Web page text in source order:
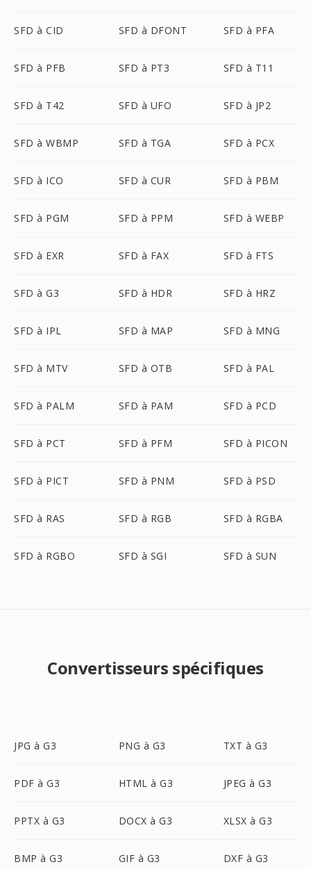
SFD à CID SFD à DFONT SFD à PFA
SFD à PFB SFD à PT3 SFD à T11
SFD à T42 SFD à UFO SFD à JP2
SFD à WBMP SFD à TGA SFD à PCX
SFD à ICO SFD à CUR SFD à PBM
SFD à PGM SFD à PPM SFD à WEBP
SFD à EXR SFD à FAX SFD à FTS
SFD à G3 SFD à HDR SFD à HRZ
SFD à IPL SFD à MAP SFD à MNG
SFD à MTV SFD à OTB SFD à PAL
SFD à PALM SFD à PAM SFD à PCD
SFD à PCT SFD à PFM SFD à PICON
SFD à PICT SFD à PNM SFD à PSD
SFD à RAS SFD à RGB SFD à RGBA
SFD à RGBO SFD à SGI SFD à SUN
Convertisseurs spécifiques
JPG à G3 PNG à G3 TXT à G3
PDF à G3 HTML à G3 JPEG à G3
PPTX à G3 DOCX à G3 XLSX à G3
BMP à G3 GIF à G3 DXF à G3